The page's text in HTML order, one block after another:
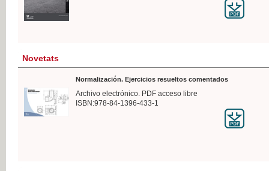
Novetats
Normalización. Ejercicios resueltos comentados
Archivo electrónico. PDF acceso libre
ISBN:978-84-1396-433-1